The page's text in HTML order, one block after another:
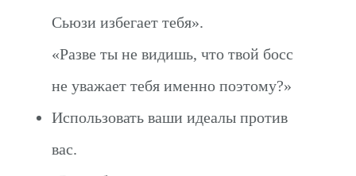
Сьюзи избегает тебя».
«Разве ты не видишь, что твой босс
не уважает тебя именно поэтому?»
Использовать ваши идеалы против
вас.